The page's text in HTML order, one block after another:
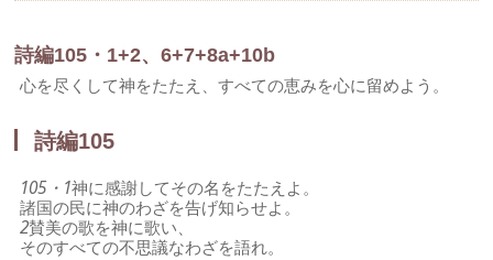
詩編105・1+2、6+7+8a+10b
心を尽くして神をたたえ、すべての恵みを心に留めよう。
詩編105
105・1神に感謝してその名をたたえよ。
諸国の民に神のわざを告げ知らせよ。
2賛美の歌を神に歌い、
そのすべての不思議なわざを語れ。